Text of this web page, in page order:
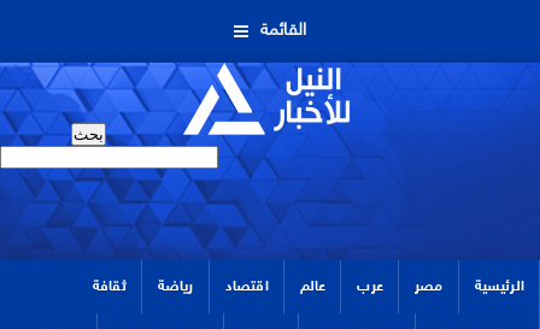
القائمة
الرئيسية مصر عرب عالم اقتصاد رياضة ثقافة